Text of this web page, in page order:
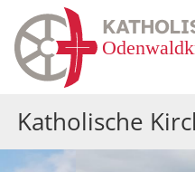
Zum Inhalt springen
Katholische